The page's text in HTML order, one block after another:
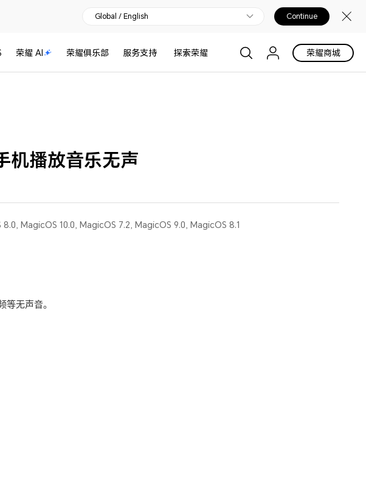
Global / English Continue
荣耀 AI 荣耀俱乐部 服务支持 探索荣耀 荣耀商城
机播放音乐无声
MagicOS 10.0, MagicOS 7.2, MagicOS 9.0, MagicOS 8.1
无声音。